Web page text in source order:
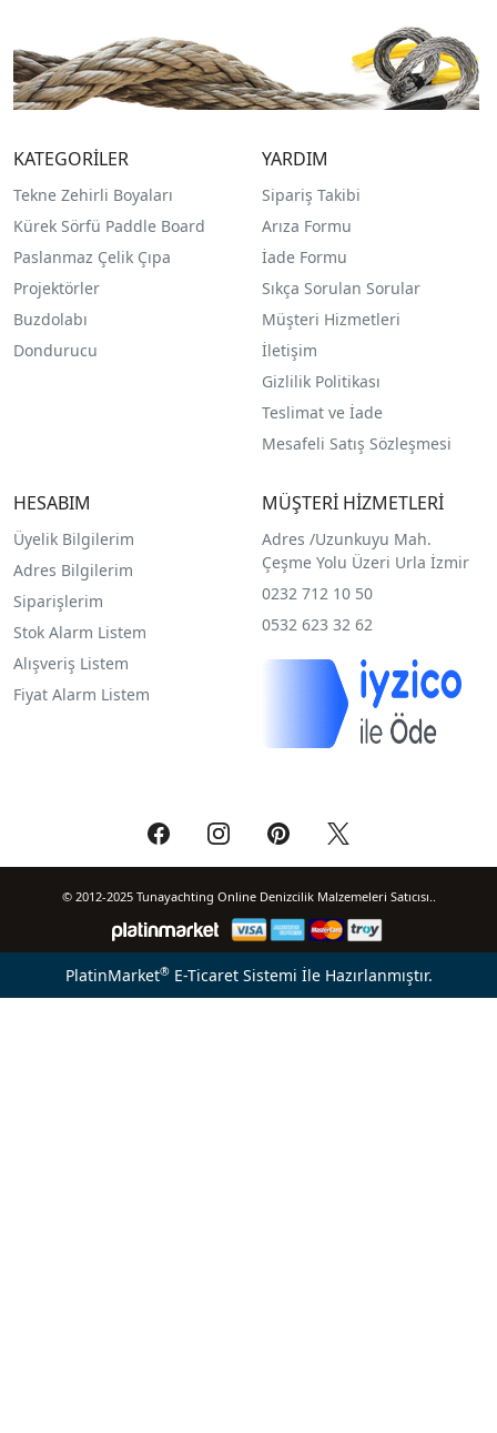
KATEGORİLER
Tekne Zehirli Boyaları
Kürek Sörfü Paddle Board
Paslanmaz Çelik Çıpa
Projektörler
Buzdolabı
Dondurucu
YARDIM
Sipariş Takibi
Arıza Formu
İade Formu
Sıkça Sorulan Sorular
Müşteri Hizmetleri
İletişim
Gizlilik Politikası
Teslimat ve İade
Mesafeli Satış Sözleşmesi
HESABIM
Üyelik Bilgilerim
Adres Bilgilerim
Siparişlerim
Stok Alarm Listem
Alışveriş Listem
Fiyat Alarm Listem
MÜŞTERİ HİZMETLERİ
Adres /Uzunkuyu Mah.
Çeşme Yolu Üzeri Urla İzmir
0232 712 10 50
0532 623 32 62
© 2012-2025 Tunayachting Online Denizcilik Malzemeleri Satıcısı..
PlatinMarket®E-Ticaret Sistemi İle Hazırlanmıştır.